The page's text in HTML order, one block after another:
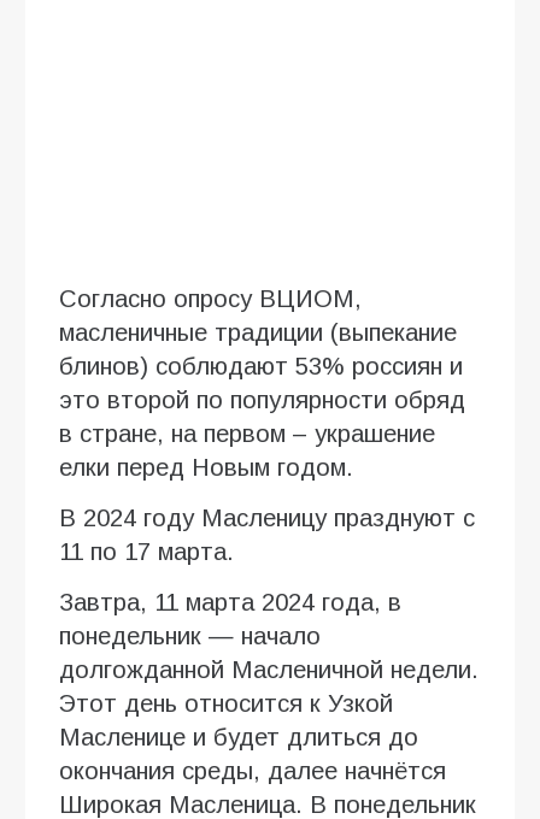
Согласно опросу ВЦИОМ,
масленичные традиции (выпекание
блинов) соблюдают 53% россиян и
это второй по популярности обряд
в стране, на первом – украшение
елки перед Новым годом.
В 2024 году Масленицу празднуют с
11 по 17 марта.
Завтра, 11 марта 2024 года, в
понедельник — начало
долгожданной Масленичной недели.
Этот день относится к Узкой
Масленице и будет длиться до
окончания среды, далее начнётся
Широкая Масленица. В понедельник